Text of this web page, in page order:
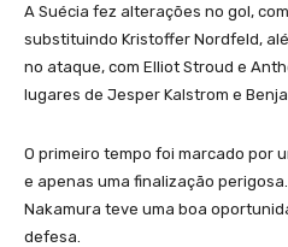
A Suécia fez alterações no gol,
substituindo Kristoffer Nordfeld,
no ataque, com Elliot Stroud e
lugares de Jesper Kalstrom e
O primeiro tempo foi marcado por
e apenas uma finalização
Nakamura teve uma boa
defesa.